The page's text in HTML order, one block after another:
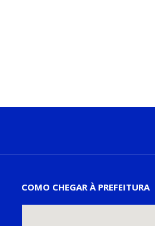
COMO CHEGAR À PREFEITURA